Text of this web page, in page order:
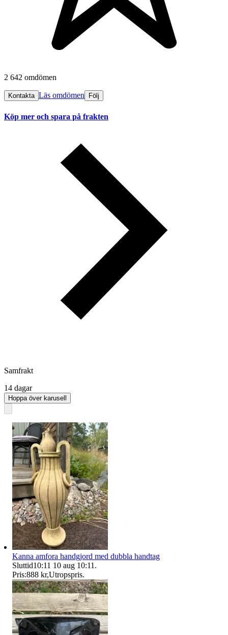
2 642 omdömen
Kontakta Läs omdömen Följ
Köp mer och spara på frakten
Samfrakt
14 dagar
Hoppa över karusell
Kanna amfora handgjord med dubbla handtag
Sluttid10:11 10 aug 10:11 .
Pris:888 kr,Utropspris.